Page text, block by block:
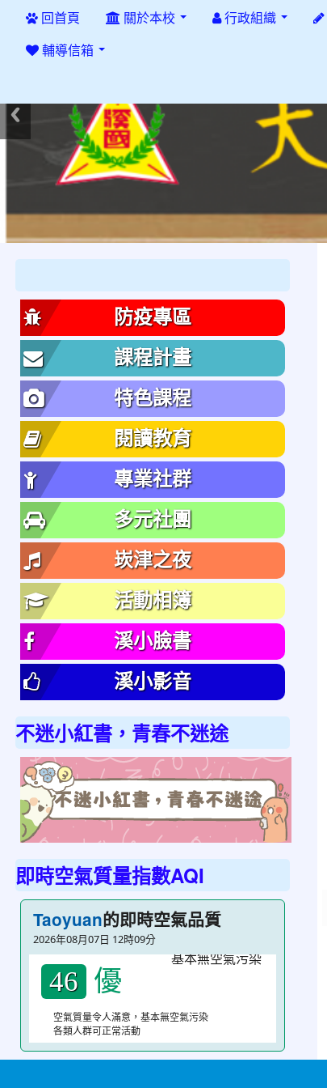
回首頁 關於本校 行政組織
輔導信箱
防疫專區
課程計畫
特色課程
閱讀教育
專業社群
多元社團
崁津之夜
活動相簿
溪小臉書
溪小影音
不迷小紅書，青春不迷途
to
https://
春
即時空氣質量指數AQI
Taoyuan的即時空氣品質
2026年08月07日 12時09分
46 優
空氣質量令人滿意，基本無空氣污染
各類人群可正常活動